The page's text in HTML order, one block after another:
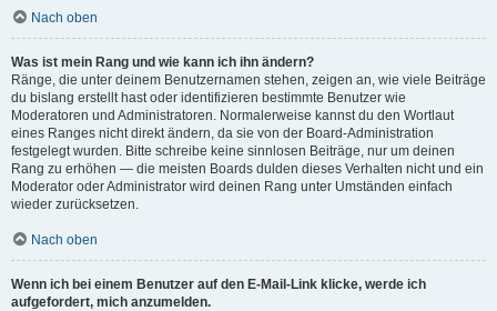
Nach oben
Was ist mein Rang und wie kann ich ihn ändern?
Ränge, die unter deinem Benutzernamen stehen, zeigen an, wie viele Beiträge
du bislang erstellt hast oder identifizieren bestimmte Benutzer wie
Moderatoren und Administratoren. Normalerweise kannst du den Wortlaut
eines Ranges nicht direkt ändern, da sie von der Board-Administration
festgelegt wurden. Bitte schreibe keine sinnlosen Beiträge, nur um deinen
Rang zu erhöhen — die meisten Boards dulden dieses Verhalten nicht und ein
Moderator oder Administrator wird deinen Rang unter Umständen einfach
wieder zurücksetzen.
Nach oben
Wenn ich bei einem Benutzer auf den E-Mail-Link klicke, werde ich
aufgefordert, mich anzumelden.